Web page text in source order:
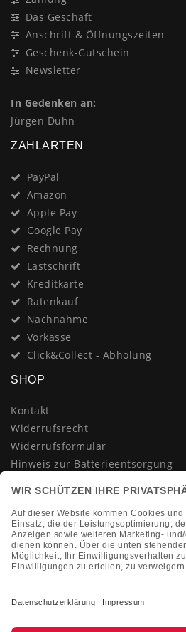
Das Geschäft
Anschrift & Öffnungszeiten
Geschenk-Gutschein
Newsletter
In Gedenken an:
Jürgen Duhn
ZAHLARTEN
PayPal
Amazon
Apple Pay
Google Pay
Rechnung
Lastschrift
Kreditkarte
Ratenkauf
Nachnahme
Vorkasse
Click&Collect - Abholung
SHOP
Kontakt
Widerrufsrecht
Widerrufsformular
Hinweis zur Batterieentsorgung
Datenschutzerklärung
Impressum
Vertrag widerrufen
KONTAKT
Montag-Freitag 10:00-18:00 Uhr
+49 (0)2133 210433